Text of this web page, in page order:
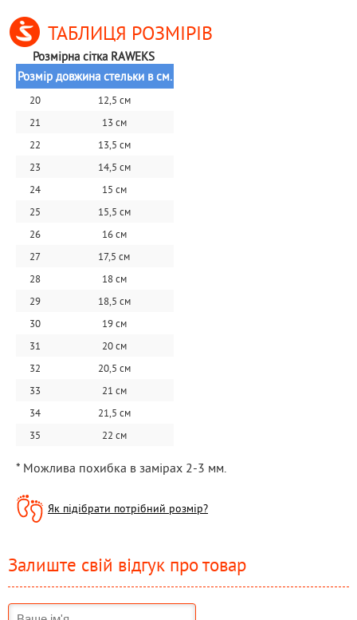
ТАБЛИЦЯ РОЗМІРІВ
Розмірна сітка RAWEKS
Розмір довжина стельки в см.
20
12,5 см
21
13 см
22
13,5 см
23
14,5 см
24
15 см
25
15,5 см
26
16 см
27
17,5 см
28
18 см
29
18,5 см
30
19 см
31
20 см
32
20,5 см
33
21 см
34
21,5 см
35
22 см
* Можлива похибка в замірах 2-3 мм.
Як підібрати потрібний розмір?
Залиште свій відгук про товар